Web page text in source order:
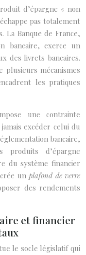
d’épargne « non
pas totalement
La Banque de France,
bancaire, exerce un
des livrets bancaires.
plusieurs mécanismes
les pratiques
une contrainte
excéder celui du
bancaire,
produits d’épargne
du système financier
un plafond de verre
des rendements
et financier
le socle législatif qui